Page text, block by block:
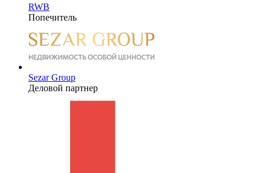
RWB
Попечитель
Sezar Group
Деловой партнер